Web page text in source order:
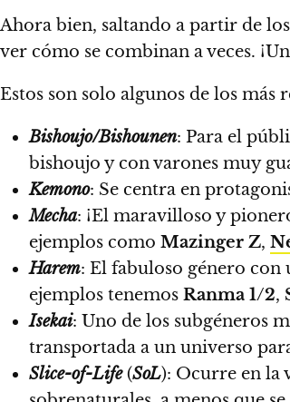
Ahora bien, saltando a partir de
ver cómo se combinan a veces.
Estos son solo algunos de los más
Bishoujo/Bishounen: Para el
bishoujo y con varones muy
Kemono: Se centra en
Mecha: ¡El maravilloso y
ejemplos como Mazinger Z,
Harem: El fabuloso género
ejemplos tenemos Ranma 1/2,
Isekai: Uno de los subgéneros
transportada a un universo
Slice-of-Life(SoL): Ocurre en la